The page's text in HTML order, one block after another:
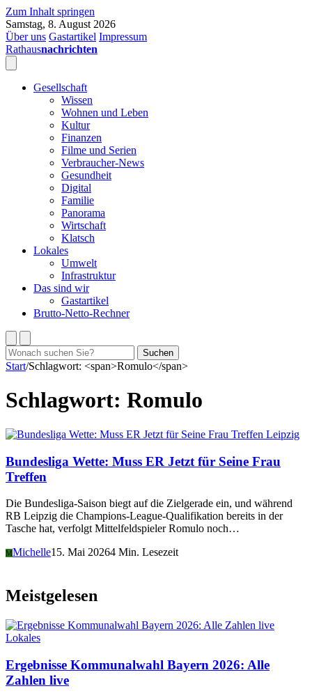
Zum Inhalt springen
Samstag, 8. August 2026
Über uns Gastartikel Impressum
Rathausnachrichten
Gesellschaft
Wissen
Wohnen und Leben
Kultur
Finanzen
Filme und Serien
Verbraucher-News
Gesundheit
Digital
Familie
Panorama
Wirtschaft
Klatsch
Lokales
Umwelt
Infrastruktur
Das sind wir
Gastartikel
Brutto-Netto-Rechner
Suchen
nach:
Suchen
Start/Schlagwort: <span>Romulo</span>
Schlagwort: Romulo
Leipzig
Bundesliga Wette: Muss ER Jetzt für Seine Frau
Treffen
Die Bundesliga-Saison biegt auf die Zielgerade ein, und während
RB Leipzig die Champions-League-Qualifikation bereits in der
Tasche hat, verfolgt Mittelfeldspieler Romulo noch…
MMichelle15. Mai 20264 Min. Lesezeit
Meistgelesen
Lokales
Ergebnisse Kommunalwahl Bayern 2026: Alle
Zahlen live